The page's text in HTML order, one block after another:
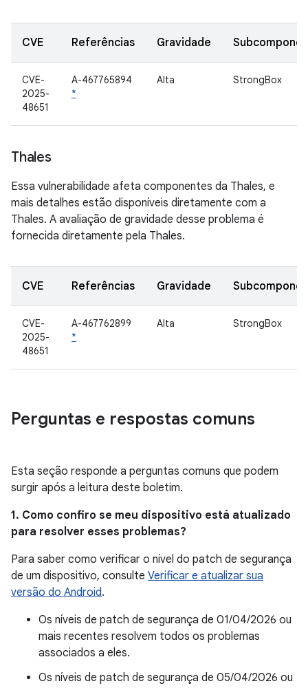
CVE Referências Gravidade
CVE-
2025-
48651
A-467765894
*
Alta StrongBox
Thales
Essa vulnerabilidade afeta componentes da Thales, e
mais detalhes estão disponíveis diretamente com a
Thales. A avaliação de gravidade desse problema é
fornecida diretamente pela Thales.
CVE Referências Gravidade
CVE-
2025-
48651
A-467762899
*
Alta StrongBox
Perguntas e respostas comuns
Esta seção responde a perguntas comuns que podem
surgir após a leitura deste boletim.
1. Como confiro se meu dispositivo está atualizado
para resolver esses problemas?
Para saber como verificar o nível do patch de segurança
de um dispositivo, consulte Verificar e atualizar sua
versão do Android.
Os níveis de patch de segurança de 01/04/2026 ou
mais recentes resolvem todos os problemas
associados a eles.
Os níveis de patch de segurança de 05/04/2026 ou